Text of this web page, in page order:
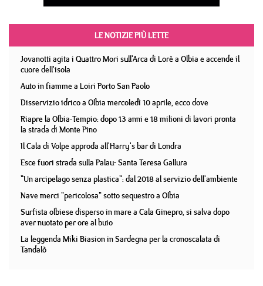
LE NOTIZIE PIÙ LETTE
Jovanotti agita i Quattro Mori sull'Arca di Lorè a Olbia e accende il
cuore dell'isola
Auto in fiamme a Loiri Porto San Paolo
Disservizio idrico a Olbia mercoledì 10 aprile, ecco dove
Riapre la Olbia-Tempio: dopo 13 anni e 18 milioni di lavori pronta
la strada di Monte Pino
Il Cala di Volpe approda all'Harry's bar di Londra
Esce fuori strada sulla Palau- Santa Teresa Gallura
"Un arcipelago senza plastica": dal 2018 al servizio dell'ambiente
Nave merci "pericolosa" sotto sequestro a Olbia
Surfista olbiese disperso in mare a Cala Ginepro, si salva dopo
aver nuotato per ore al buio
La leggenda Miki Biasion in Sardegna per la cronoscalata di
Tandalò